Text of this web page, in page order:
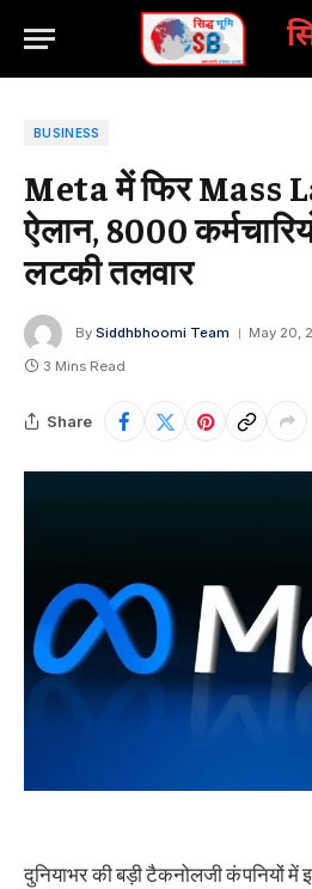
BUSINESS
Meta में फिर Mass
ऐलान, 8000
लटकी तलवार
By Siddhbhoomi Team May 20,
3 Mins Read
Share
दुनियाभर की बड़ी टैकनोलजी कंपनियों में